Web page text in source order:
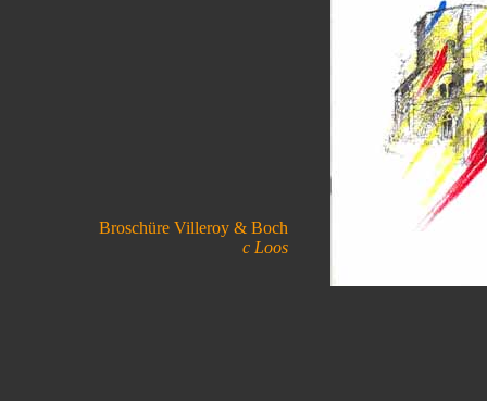
Broschüre Villeroy & Boch
c Loos